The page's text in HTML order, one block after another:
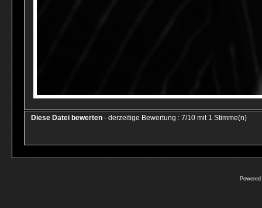
Diese Datei bewerten - derzeitige Bewertung : 7/10 mit 1 Stimme(n)